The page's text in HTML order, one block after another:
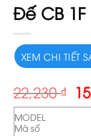
Đế CB
XEM CHI TIẾT
22,230₫
MODEL
Mã số